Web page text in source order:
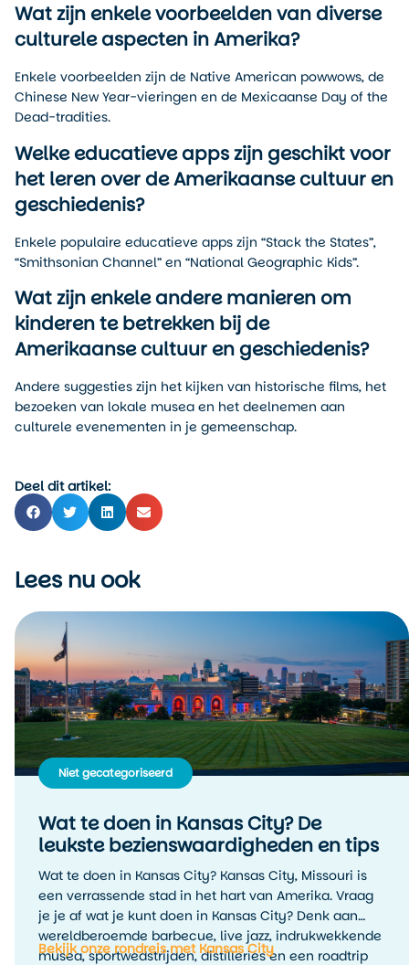
Wat zijn enkele voorbeelden van diverse
culturele aspecten in Amerika?
Enkele voorbeelden zijn de Native American powwows, de
Chinese New Year-vieringen en de Mexicaanse Day of the
Dead-tradities.
Welke educatieve apps zijn geschikt voor
het leren over de Amerikaanse cultuur en
geschiedenis?
Enkele populaire educatieve apps zijn “Stack the States”,
“Smithsonian Channel” en “National Geographic Kids”.
Wat zijn enkele andere manieren om
kinderen te betrekken bij de
Amerikaanse cultuur en geschiedenis?
Andere suggesties zijn het kijken van historische films, het
bezoeken van lokale musea en het deelnemen aan
culturele evenementen in je gemeenschap.
Deel dit artikel:
Lees nu ook
Niet gecategoriseerd
Wat te doen in Kansas City? De
leukste bezienswaardigheden en tips
Wat te doen in Kansas City? Kansas City, Missouri is
een verrassende stad in het hart van Amerika. Vraag
je je af wat je kunt doen in Kansas City? Denk aan
wereldberoemde barbecue, live jazz, indrukwekkende
musea, sportwedstrijden, distilleries en een roadtrip
Bekijk onze rondreis met Kansas City